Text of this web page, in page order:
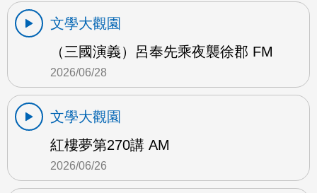
文學大觀園
（三國演義）呂奉先乘夜襲徐郡 FM
2026/06/28
文學大觀園
紅樓夢第270講 AM
2026/06/26